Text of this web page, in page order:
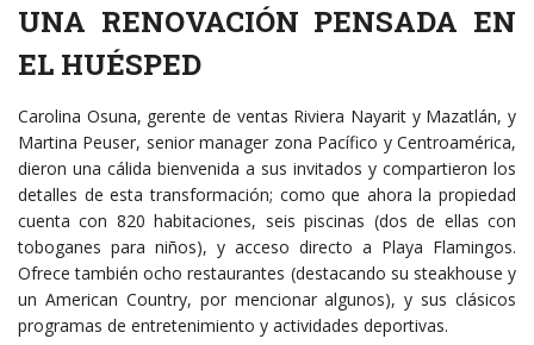
UNA RENOVACIÓN PENSADA EN
EL HUÉSPED
Carolina Osuna, gerente de ventas Riviera Nayarit y Mazatlán, y
Martina Peuser, senior manager zona Pacífico y Centroamérica,
dieron una cálida bienvenida a sus invitados y compartieron los
detalles de esta transformación; como que ahora la propiedad
cuenta con 820 habitaciones, seis piscinas (dos de ellas con
toboganes para niños), y acceso directo a Playa Flamingos.
Ofrece también ocho restaurantes (destacando su steakhouse y
un American Country, por mencionar algunos), y sus clásicos
programas de entretenimiento y actividades deportivas.